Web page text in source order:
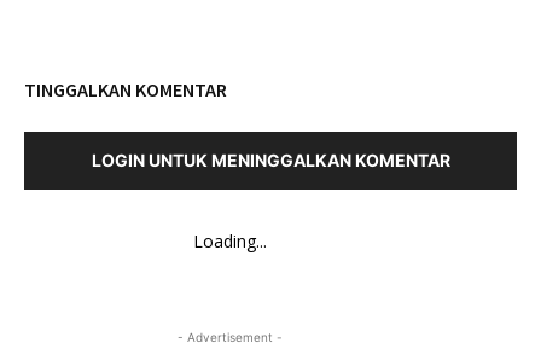
TINGGALKAN KOMENTAR
LOGIN UNTUK MENINGGALKAN KOMENTAR
Loading...
- Advertisement -